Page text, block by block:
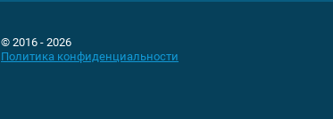
© 2016 - 2026
Политика конфиденциальности